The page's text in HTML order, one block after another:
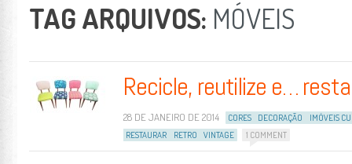
TAG ARQUIVOS: MÓVEIS
Recicle, reutilize e…
28 DE JANEIRO DE 2014 CORES DECORAÇÃO
IMÓVEIS
RESTAURAR
RETRO VINTAGE 1 COMMENT